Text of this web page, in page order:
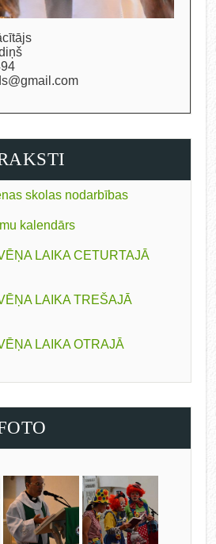
skolas nodarbības
kalendārs
LAIKA CETURTAJĀ
LAIKA TREŠAJĀ
LAIKA OTRAJĀ